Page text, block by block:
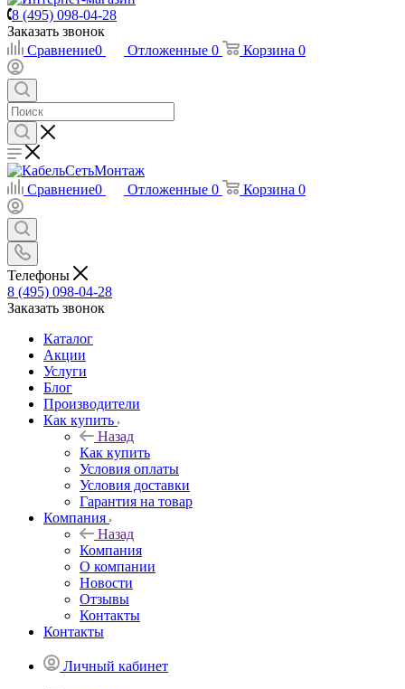
8 (495) 098-04-28
Заказать звонок
Сравнение0 Отложенные 0 Корзина 0
Сравнение0 Отложенные 0 Корзина 0
Телефоны
8 (495) 098-04-28
Заказать звонок
Каталог
Акции
Услуги
Блог
Производители
Как купить
Назад
Как купить
Условия оплаты
Условия доставки
Гарантия на товар
Компания
Назад
Компания
О компании
Новости
Отзывы
Контакты
Контакты
Личный кабинет